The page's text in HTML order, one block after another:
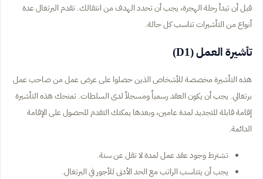
قبل أن تبدأ رحلة الهجرة، يجب أن تحدد الهدف من انتقالك. تقدم البرتغال عدة
أنواع من التأشيرات تناسب كل حالة.
تأشيرة العمل (D1)
هذه التأشيرة مخصصة للأشخاص الذين حصلوا على عرض عمل من صاحب عمل
برتغالي. يجب أن يكون العقد رسمياً ومسجلاً لدى السلطات. تمنحك هذه التأشيرة
إقامة قابلة للتجديد لمدة عامين، وبعدها يمكنك التقدم للحصول على الإقامة
الدائمة.
تشترط وجود عقد عمل لمدة لا تقل عن سنة.
يجب أن يتناسب الراتب مع الحد الأدنى للأجور في البرتغال.